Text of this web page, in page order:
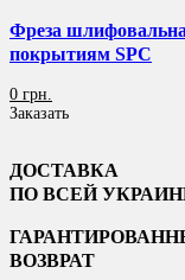
Фреза
покрытиям SPC
0 грн.
Заказать
ДОСТАВКА
ПО ВСЕЙ
ВОЗВРАТ